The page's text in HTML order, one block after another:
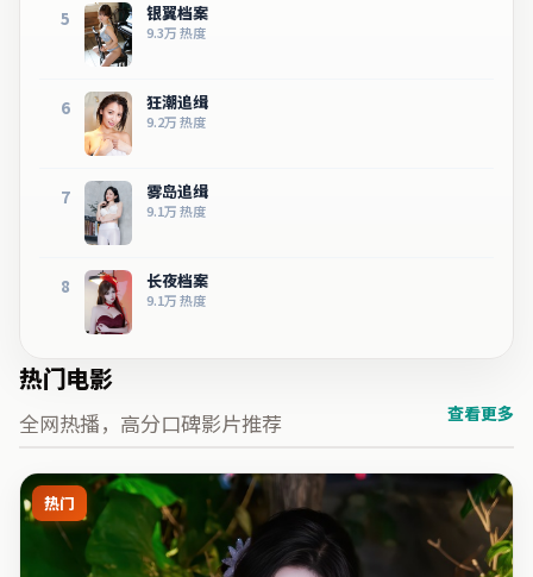
5 银翼档案
9.3万热度
6 狂潮追缉
9.2万热度
7 雾岛追缉
9.1万热度
8 长夜档案
9.1万热度
热门电影
全网热播，高分口碑影片推荐 查看更多
热门